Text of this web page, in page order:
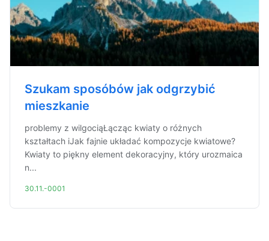
Szukam sposóbów jak odgrzybić
mieszkanie
problemy z wilgociąŁącząc kwiaty o różnych
kształtach iJak fajnie układać kompozycje kwiatowe?
Kwiaty to piękny element dekoracyjny, który urozmaica
n...
30.11.-0001